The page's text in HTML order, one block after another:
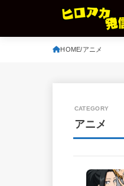
HOME アニメ
アニメ